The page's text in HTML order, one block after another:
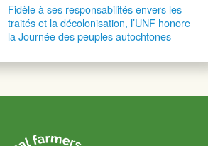
Fidèle à ses responsabilités envers les
traités et la décolonisation, l’UNF honore
la Journée des peuples autochtones